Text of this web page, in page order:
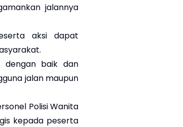
jalannya
aksi dapat
dengan baik dan
jalan maupun
Polisi Wanita
kepada peserta